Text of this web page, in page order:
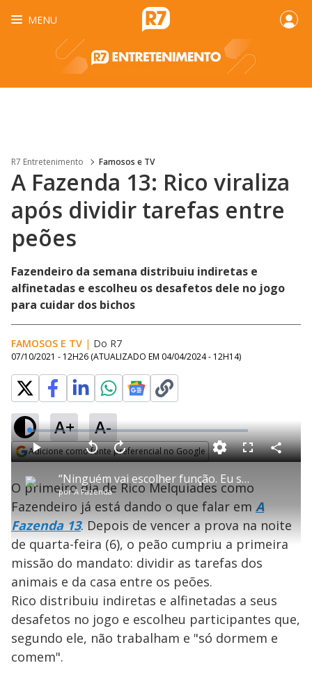
MENU
R7 Entretenimento Famosos e TV
A Fazenda 13: Rico viraliza
após dividir tarefas entre
peões
Fazendeiro da semana distribuiu indiretas e
alfinetadas e escolheu os desafetos dele no jogo
para cuidar dos bichos
FAMOSOS E TV | Do R7
07/10/2021 - 12H26 (ATUALIZADO EM 04/04/2024 - 12H14)
A+ A-
Adicione como fonte preferencial no Google
P
l
a
y
V
“Ninguém vai escolher função. Eu sou o Fazendeiro”, diz Rico ao delegar as tarefas - A Fazenda 13
porA Fazenda
P V
t
a
r
0
e
g
n
d
s
A
n
r
1
s
e
u
n
d
o
s
M
u
o
L
o
a
d
e
:
1
.
8
4
%
F
l
s
c
e
n
C
o
h
O primeiro dia de Rico Melquiades como
Fazendeiro já está dando o que falar em A
Fazenda 13. Depois de vencer a prova na noite
de quarta-feira (6), o peão cumpriu a primeira
missão do mandato: dividir as tarefas dos
animais e da casa entre os peões.
Rico distribuiu indiretas e alfinetadas a seus
desafetos no jogo e escolheu participantes que,
segundo ele, não trabalham e "só dormem e
comem".